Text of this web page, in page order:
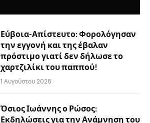
Εύβοια-Απίστευτο: Φορολόγησαν
την εγγονή και της έβαλαν
πρόστιμο γιατί δεν δήλωσε το
χαρτζιλίκι του παππού!
1 Αυγούστου 2026
Όσιος Ιωάννης ο Ρώσος:
Εκδηλώσεις για την Ανάμνηση του